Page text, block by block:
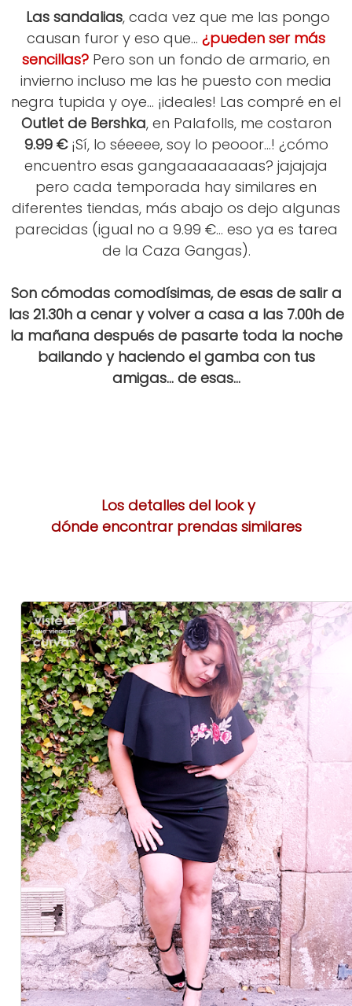
Las sandalias, cada vez que me las pongo
causan furor y eso que... ¿pueden ser más
sencillas? Pero son un fondo de armario, en
invierno incluso me las he puesto con media
negra tupida y oye... ¡ideales! Las compré en el
Outlet de Bershka, en Palafolls, me costaron
9.99 €¡Sí, lo séeeee, soy lo peooor...! ¿cómo
encuentro esas gangaaaaaaaas? jajajaja
pero cada temporada hay similares en
diferentes tiendas, más abajo os dejo algunas
parecidas (igual no a 9.99 €... eso ya es tarea
de la Caza Gangas).
Son cómodas comodísimas, de esas de salir a
las 21.30h a cenar y volver a casa a las 7.00h de
la mañana después de pasarte toda la noche
bailando y haciendo el gamba con tus
amigas... de esas...
Los detalles del look y
dónde encontrar prendas similares